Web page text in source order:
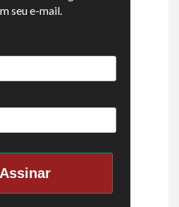
seu e-mail.
Assinar